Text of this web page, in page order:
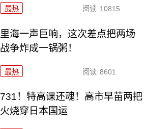
最热 阅读 10815
里海一声巨响，这次差点把两场
战争炸成一锅粥！
最热 阅读 8601
731！特高课还魂！高市早苗两把
火烧穿日本国运